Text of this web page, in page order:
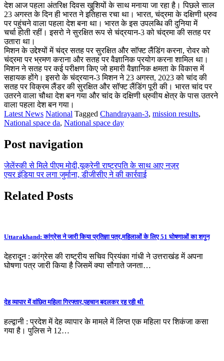
देश आज पहला अंतरिक्ष दिवस खुशियों के साथ मनाया जा रहा है। पिछले साल
23 अगस्त के दिन ही भारत ने इतिहास रचा था। भारत, चंद्रमा के दक्षिणी ध्रुव
पर पहुंचने वाला पहला देश बना था। भारत के इस उपलब्धि की दुनिया में
चर्चा होती रहीं। इसरो ने सुरक्षित रूप से चंद्रयान-3 को चंद्रमा की सतह पर
उतारा था।
मिशन के उद्देश्यों में चंद्र सतह पर सुरक्षित और सॉफ्ट लैंडिंग करना, रोवर को
चंद्रमा पर भ्रमण कराना और सतह पर वैज्ञानिक प्रयोग करना शामिल था।
मिशन ने सतह पर कई परीक्षण किए जो हमारी वैज्ञानिक क्षमता के विकास में
सहायक होंगे। इसरो के चंद्रयान-3 मिशन ने 23 अगस्त, 2023 को चांद की
सतह पर विक्रम लैंडर की सुरक्षित और सॉफ्ट लैंडिंग पूरी की। भारत चांद पर
उतरने वाला चौथा देश बन गया और चांद के दक्षिणी ध्रुवीय क्षेत्र के पास उतरने
वाला पहला देश बन गया।
Latest News National Tagged Chandrayaan-3, mission results,
National space da, National space day
Post navigation
जेलेंस्की से मिले पीएम मोदी,यूक्रेनी राष्ट्रपति के साथ आए नज़र
एयर इंडिया पर लगा जुर्माना, डीजीसीए ने की कार्रवाई
Related Posts
Uttarakhand: कांग्रेस ने जारी किया प्रतिज्ञा पत्र,महिलाओं के लिए 51 घोषणाओं का शगुन
देहरादून : कांग्रेस की राष्ट्रीय सचिव प्रियंका गांधी ने उत्तराखंड में अपना
घोषणा पत्र जारी किया है जिसमें क्या सौगाते जनता…
देह व्यापार में वांछित महिला गिरफ्तार,पहचान बदलकर रह रही थी
हल्द्वानी : प्रदेश में देह व्यापार के मामले में लिप्त एक महिला पर शिकंजा कसा
गया है। पुलिस ने 12…